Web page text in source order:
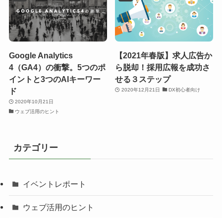
Google Analytics
4（GA4）の衝撃。5つのポ
イントと3つのAIキーワー
ド
2020年10月21日
ウェブ活用のヒント
【2021年春版】求人広告か
ら脱却！採用広報を成功さ
せる３ステップ
2020年12月21日 DX初心者向け
カテゴリー
イベントレポート
ウェブ活用のヒント